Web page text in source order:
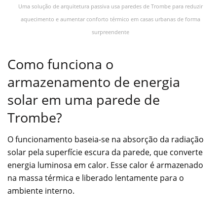
Uma solução de arquitetura passiva usa paredes de Trombe para reduzir
aquecimento e aumentar conforto térmico em casas urbanas de forma
surpreendente
Como funciona o
armazenamento de energia
solar em uma parede de
Trombe?
O funcionamento baseia-se na absorção da radiação
solar pela superfície escura da parede, que converte
energia luminosa em calor. Esse calor é armazenado
na massa térmica e liberado lentamente para o
ambiente interno.